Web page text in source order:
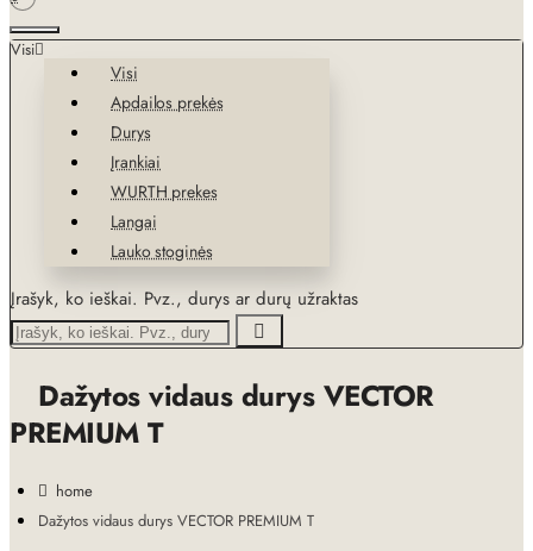
Visi
Visi
Apdailos prekės
Durys
Įrankiai
WURTH prekes
Langai
Lauko stoginės
Įrašyk, ko ieškai. Pvz., durys ar durų užraktas
Dažytos vidaus durys VECTOR
PREMIUM T
home
Dažytos vidaus durys VECTOR PREMIUM T